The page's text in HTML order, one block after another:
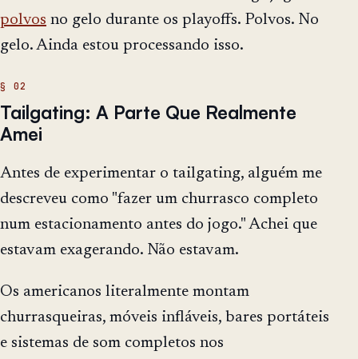
polvos no gelo durante os playoffs. Polvos. No
gelo. Ainda estou processando isso.
Tailgating: A Parte Que Realmente
Amei
Antes de experimentar o tailgating, alguém me
descreveu como "fazer um churrasco completo
num estacionamento antes do jogo." Achei que
estavam exagerando. Não estavam.
Os americanos literalmente montam
churrasqueiras, móveis infláveis, bares portáteis
e sistemas de som completos nos